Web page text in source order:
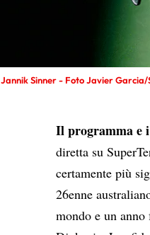
Jannik Sinner - Foto Javier
Il programma e
diretta su
certamente più
26enne
mondo e un